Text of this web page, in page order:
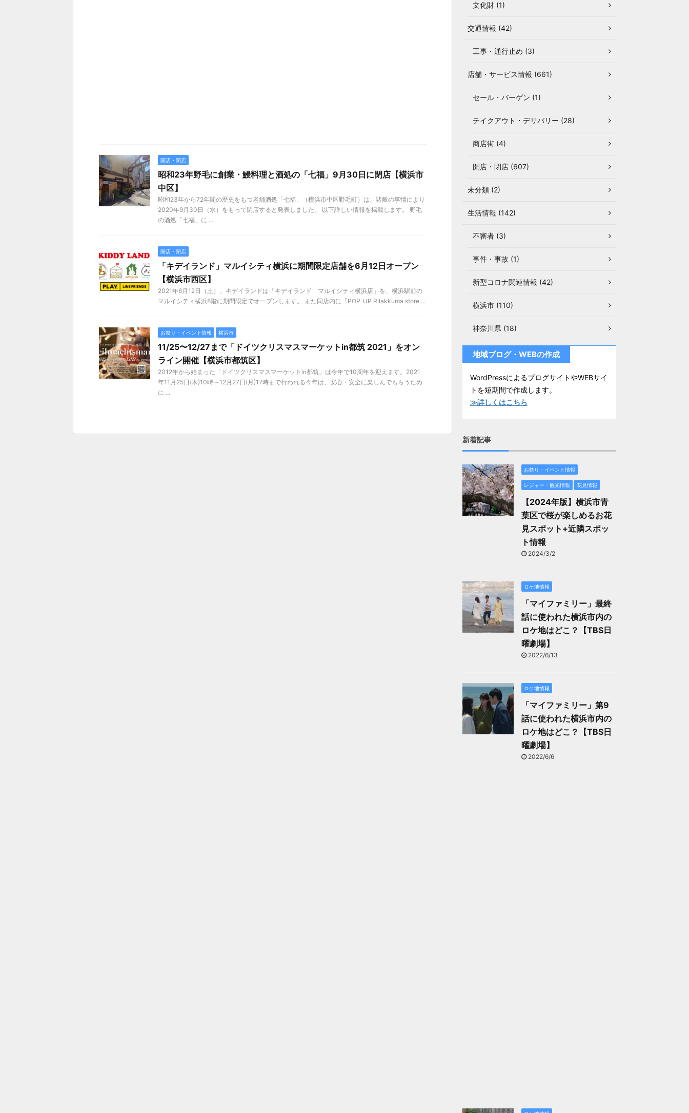
開店・閉店
昭和23年野毛に創業・鰻料理と酒処の「七福」9月30日に閉店【横浜市
中区】
昭和23年から72年間の歴史をもつ老舗酒処「七福」（横浜市中区野毛町）は、諸般の事情により
2020年9月30日（水）をもって閉店すると発表しました。 以下詳しい情報を掲載します。 野毛
の酒処「七福」に ...
開店・閉店
「キデイランド」マルイシティ横浜に期間限定店舗を6月12日オープン
【横浜市西区】
2021年6月12日（土）、キデイランドは「キデイランド マルイシティ横浜店」を、横浜駅前の
マルイシティ横浜8階に期間限定でオープンします。 また同店内に「POP-UP Rilakkuma store ...
お祭り・イベント情報 横浜市
11/25〜12/27まで「ドイツクリスマスマーケットin都筑 2021」をオン
ライン開催【横浜市都筑区】
2012年から始まった「ドイツクリスマスマーケットin都筑」は今年で10周年を迎えます。2021
年11月25日(木)10時～12月27日(月)17時まで行われる今年は、安心・安全に楽しんでもらうため
に ...
文化財 (1)
交通情報 (42)
工事・通行止め (3)
店舗・サービス情報 (661)
セール・バーゲン (1)
テイクアウト・デリバリー (28)
商店街 (4)
開店・閉店 (607)
未分類 (2)
生活情報 (142)
不審者 (3)
事件・事故 (1)
新型コロナ関連情報 (42)
横浜市 (110)
神奈川県 (18)
地域ブログ・WEBの作成
WordPressによるブログサイトやWEBサイ
トを短期間で作成します。
≫詳しくはこちら
新着記事
お祭り・イベント情報
レジャー・観光情報 花見情報
【2024年版】横浜市青
葉区で桜が楽しめるお花
見スポット+近隣スポッ
ト情報
2024/3/2
ロケ地情報
「マイファミリー」最終
話に使われた横浜市内の
ロケ地はどこ？【TBS日
曜劇場】
2022/6/13
ロケ地情報
「マイファミリー」第9
話に使われた横浜市内の
ロケ地はどこ？【TBS日
曜劇場】
2022/6/6